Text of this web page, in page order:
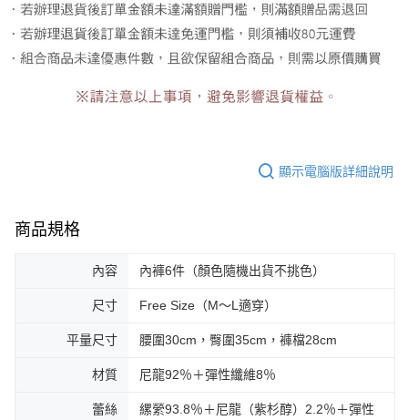
顯示電腦版詳細說明
商品規格
內容 內褲6件（顏色隨機出貨不挑色）
尺寸 Free Size（M～L適穿）
平量尺寸 腰圍30cm，臀圍35cm，褲檔28cm
材質 尼龍92％＋彈性纖維8％
蕾絲
縲縈93.8％＋尼龍（紫杉醇）2.2％＋彈性